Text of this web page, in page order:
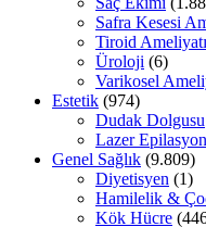
Safra Kesesi
Tiroid Ameliyatı
Üroloji (6)
Varikosel
Estetik (974)
Dudak Dolgusu
Lazer Epilasyon
Genel Sağlık (9.809)
Diyetisyen (1)
Hamilelik &
Kök Hücre